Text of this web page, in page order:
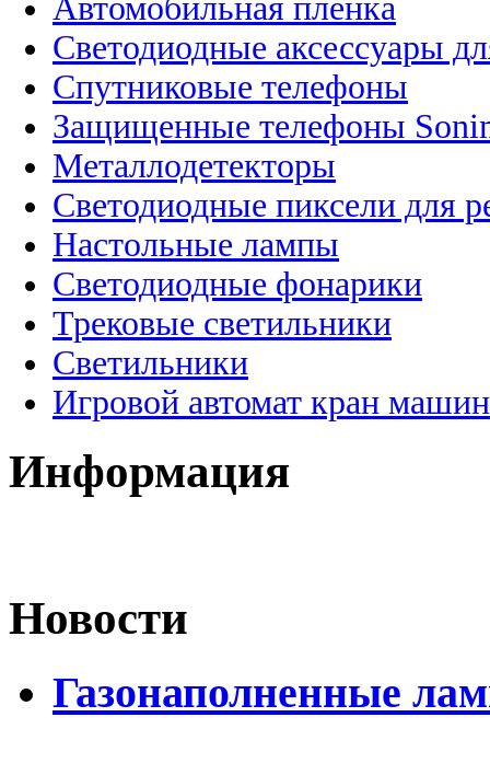
Автомобильная пленка
Светодиодные аксессуары
Спутниковые телефоны
Защищенные телефоны
Металлодетекторы
Светодиодные пиксели для
Настольные лампы
Светодиодные фонарики
Трековые светильники
Светильники
Игровой автомат кран
Информация
Новости
Газонаполненные